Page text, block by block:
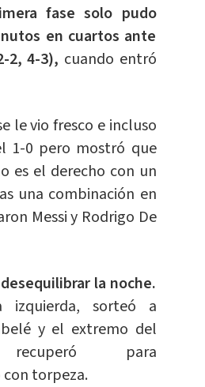
fase solo pudo
en cuartos ante
2, 4-3), cuando entró
le vio fresco e incluso
1-0 pero mostró que
es el derecho con un
una combinación en
Messi y Rodrigo De
la noche.
izquierda, sorteó a
y el extremo del
recuperó para
torpeza.